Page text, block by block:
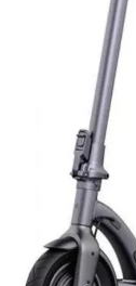
card memorie
dji mic mini
dji osmo